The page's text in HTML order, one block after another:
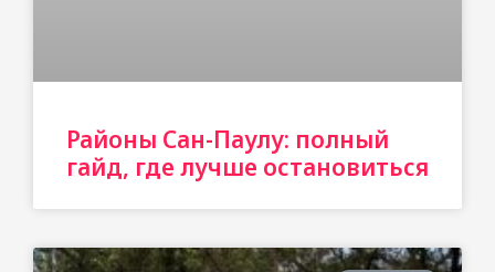
Районы Сан-Паулу: полный
гайд, где лучше остановиться